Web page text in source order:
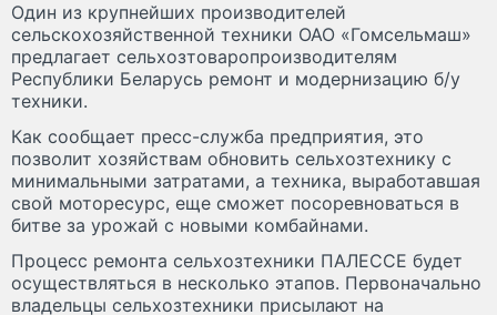
Один из крупнейших производителей
сельскохозяйственной техники ОАО «Гомсельмаш»
предлагает сельхозтоваропроизводителям
Республики Беларусь ремонт и модернизацию б/у
техники.
Как сообщает пресс-служба предприятия, это
позволит хозяйствам обновить сельхозтехнику с
минимальными затратами, а техника, выработавшая
свой моторесурс, еще сможет посоревноваться в
битве за урожай с новыми комбайнами.
Процесс ремонта сельхозтехники ПАЛЕССЕ будет
осуществляться в несколько этапов. Первоначально
владельцы сельхозтехники присылают на